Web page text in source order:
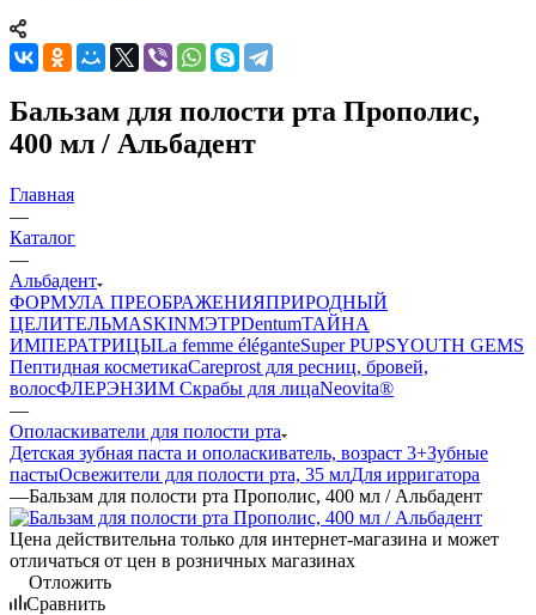
Бальзам для полости рта Прополис,
400 мл / Альбадент
Главная
—
Каталог
—
Альбадент
ФОРМУЛА ПРЕОБРАЖЕНИЯПРИРОДНЫЙ
ЦЕЛИТЕЛЬMASKINМЭТРDentumТАЙНА
ИМПЕРАТРИЦЫLa femme éléganteSuper PUPSYOUTH GEMS
Пептидная косметикаCareprost для ресниц, бровей,
волосФЛЕРЭНЗИМ Скрабы для лицаNeovita®
—
Ополаскиватели для полости рта
Детская зубная паста и ополаскиватель, возраст 3+Зубные
пастыОсвежители для полости рта, 35 млДля ирригатора
—Бальзам для полости рта Прополис, 400 мл / Альбадент
Цена действительна только для интернет-магазина и может
отличаться от цен в розничных магазинах
Отложить
Сравнить